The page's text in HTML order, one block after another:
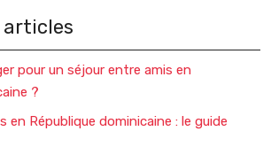
articles
pour un séjour entre amis en
?
en République dominicaine : le guide